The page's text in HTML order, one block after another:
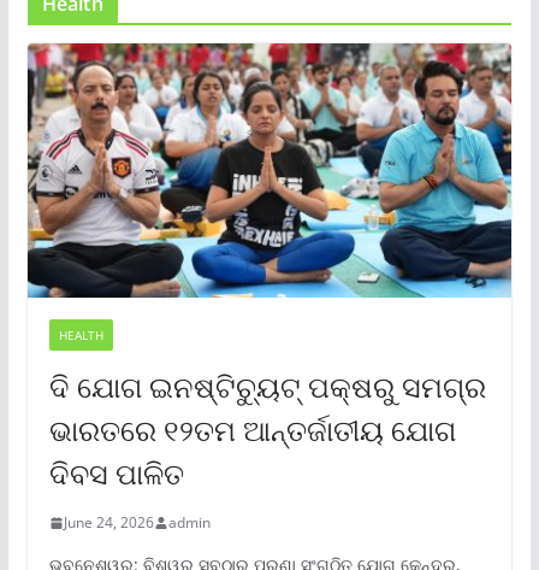
HEALTH
ଦି ଯୋଗ ଇନଷ୍ଟିଚ୍ୟୁଟ୍ ପକ୍ଷରୁ ସମଗ୍ର
ଭାରତରେ ୧୨ତମ ଆନ୍ତର୍ଜାତୀୟ ଯୋଗ
ଦିବସ ପାଳିତ
June 24, 2026 admin
ଭୁବନେଶ୍ୱର: ବିଶ୍ୱର ସବୁଠାରୁ ପୁରୁଣା ସଂଗଠିତ ଯୋଗ କେନ୍ଦ୍ର,